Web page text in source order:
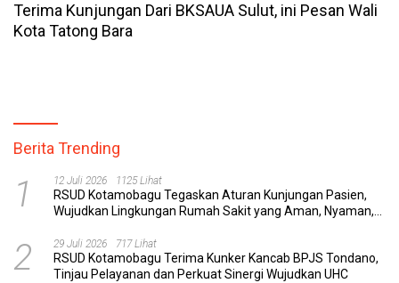
Terima Kunjungan Dari BKSAUA Sulut, ini Pesan Wali
Kota Tatong Bara
Berita Trending
1 12 Juli 2026 1125 Lihat
RSUD Kotamobagu Tegaskan Aturan Kunjungan Pasien,
Wujudkan Lingkungan Rumah Sakit yang Aman, Nyaman,
2 29 Juli 2026 717 Lihat
RSUD Kotamobagu Terima Kunker Kancab BPJS Tondano,
Tinjau Pelayanan dan Perkuat Sinergi Wujudkan UHC